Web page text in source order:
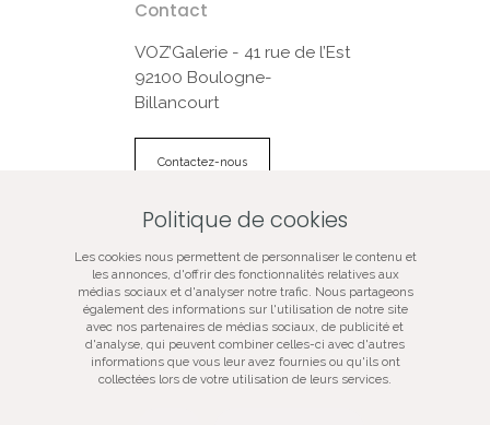
Contact
VOZ’Galerie - 41 rue de l’Est
92100 Boulogne-
Billancourt
Contactez-nous
VOZ‘Galerie
VOZ‘Image
Mentions légales
Plan du site
Galerie d’art spécialisée dans la photographie
Politique de cookies
Les cookies nous permettent de personnaliser le contenu et
les annonces, d'offrir des fonctionnalités relatives aux
médias sociaux et d'analyser notre trafic. Nous partageons
également des informations sur l'utilisation de notre site
avec nos partenaires de médias sociaux, de publicité et
d'analyse, qui peuvent combiner celles-ci avec d'autres
informations que vous leur avez fournies ou qu'ils ont
collectées lors de votre utilisation de leurs services.